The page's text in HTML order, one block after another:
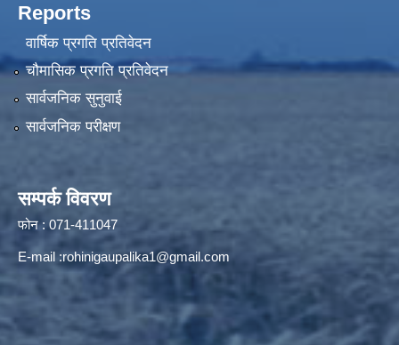
Reports
वार्षिक प्रगति प्रतिवेदन
चौमासिक प्रगति प्रतिवेदन
सार्वजनिक सुनुवाई
सार्वजनिक परीक्षण
सम्पर्क विवरण
फोन : 071-411047
E-mail :rohinigaupalika1@gmail.com